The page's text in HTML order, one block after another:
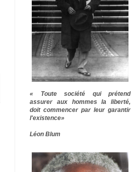
« Toute société qui prétend
assurer aux hommes la liberté,
doit commencer par leur garantir
l'existence»
Léon Blum